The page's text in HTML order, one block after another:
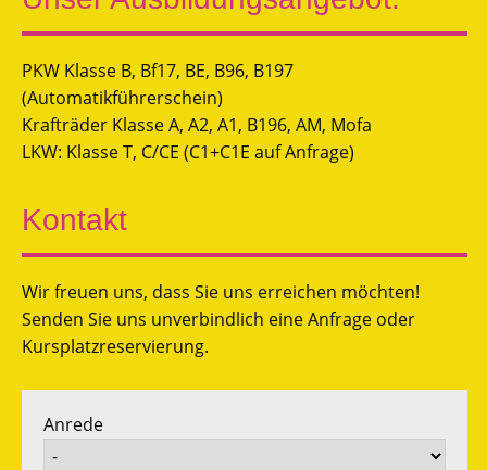
PKW Klasse B, Bf17, BE, B96, B197
(Automatikführerschein)
Krafträder Klasse A, A2, A1, B196, AM, Mofa
LKW: Klasse T, C/CE (C1+C1E auf Anfrage)
Kontakt
Wir freuen uns, dass Sie uns erreichen möchten!
Senden Sie uns unverbindlich eine Anfrage oder
Kursplatzreservierung.
Anrede